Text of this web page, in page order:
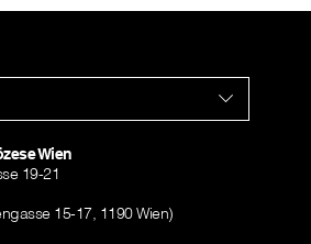
Wien
19-21
15-17, 1190 Wien)